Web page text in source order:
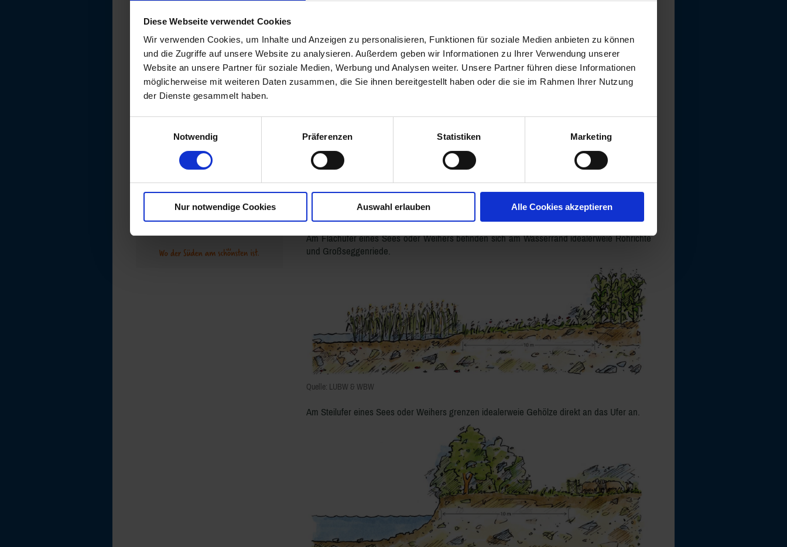
Diese Webseite verwendet Cookies
Wir verwenden Cookies, um Inhalte und Anzeigen zu personalisieren, Funktionen für soziale Medien anbieten zu können
und die Zugriffe auf unsere Website zu analysieren. Außerdem geben wir Informationen zu Ihrer Verwendung unserer
Website an unsere Partner für soziale Medien, Werbung und Analysen weiter. Unsere Partner führen diese Informationen
möglicherweise mit weiteren Daten zusammen, die Sie ihnen bereitgestellt haben oder die sie im Rahmen Ihrer Nutzung
der Dienste gesammelt haben.
Notwendig
Präferenzen Statistiken Marketing
Nur notwendige Cookies Auswahl erlauben Alle Cookies akzeptieren
Quelle: LUBW & WBW
Am Flachufer eines Sees oder Weihers befinden sich am Wasserrandidealerweie Röhrichte
und Großseggenriede.
Quelle: LUBW & WBW
Am Steilufer eines Sees oder Weihers grenzen idealerweie Gehölze direkt an das Ufer an.
Hier finden Sie uns:
Landratsamt Ravensburg
Bau- und Umweltamt
88212 Ravensburg
Telefon: +49 751 85 4290